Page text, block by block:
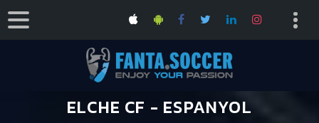
ELCHE CF - ESPANYOL